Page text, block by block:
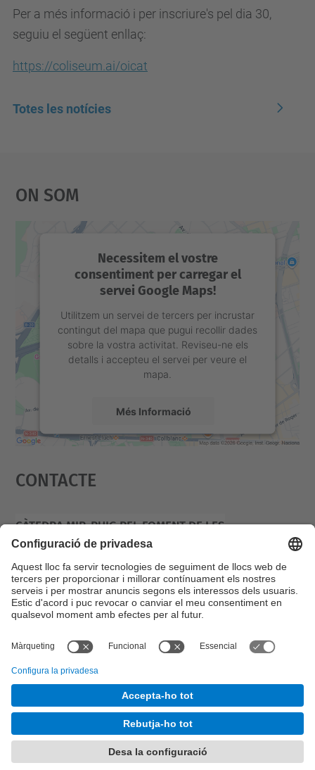
Per a més informació i per inscriure's pel dia 30,
seguiu el següent enllaç:
https://coliseum.ai/oicat
Totes les notícies
On Som
Necessitem el vostre
consentiment per carregar el
servei Google Maps!
Utilitzem un servei de tercers per incrustar
contingut del mapa que pugui recollir dades
sobre la vostra activitat. Reviseu-ne els
detalls i accepteu el servei per veure el
mapa.
Més Informació
powered by
Contacte
Càtedra Mir-Puig Pel Foment De Les
Matemàtiques I La Recerca Del Talent Jove
Campus Diagonal Sud, Edifici U.
C. Pau Gargallo, 14 08028 Barcelona
Desenvolupat amb